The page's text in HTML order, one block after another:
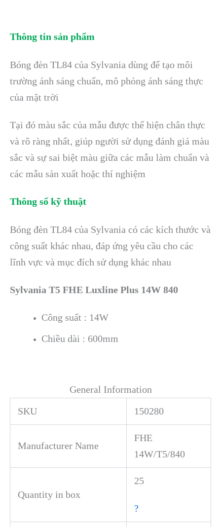
Thông tin sản phẩm
Bóng đèn TL84 của Sylvania dùng để tạo môi
trường ánh sáng chuẩn, mô phỏng ánh sáng thực
của mặt trời
Tại đó màu sắc của mẫu được thể hiện chân thực
và rõ ràng nhất, giúp người sử dụng đánh giá màu
sắc và sự sai biệt màu giữa các mẫu làm chuẩn và
các mẫu sản xuất hoặc thí nghiệm
Thông số kỹ thuật
Bóng đèn TL84 của Sylvania có các kích thước và
công suất khác nhau, đáp ứng yêu cầu cho các
lĩnh vực và mục đích sử dụng khác nhau
Sylvania T5 FHE Luxline Plus 14W 840
Công suất : 14W
Chiều dài : 600mm
General Information
SKU
150280
Manufacturer Name
FHE
14W/T5/840
Quantity in box
25
?